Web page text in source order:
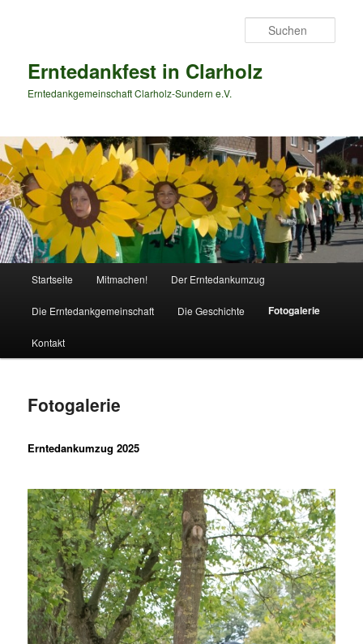
Erntedankfest in Clarholz
Erntedankgemeinschaft Clarholz-Sundern e.V.
Startseite Mitmachen! Der Erntedankumzug
Die Erntedankgemeinschaft Die Geschichte Fotogalerie
Kontakt
Fotogalerie
Erntedankumzug 2025